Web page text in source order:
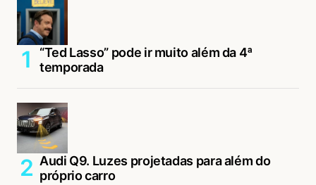
“Ted Lasso” pode ir muito além da 4ª
temporada
Audi Q9. Luzes projetadas para além do
próprio carro